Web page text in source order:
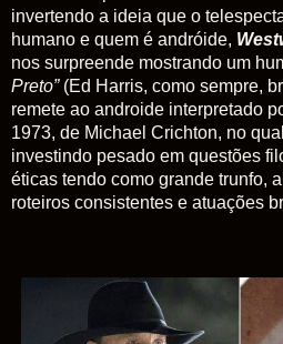
invertendo a ideia que o
humano e quem é andróide,
nos surpreende mostrando um
Preto”(Ed Harris, como sempre,
remete ao androide interpretado
1973, de Michael Crichton, no
investindo pesado em questões
éticas tendo como grande trunfo,
roteiros consistentes e atuações